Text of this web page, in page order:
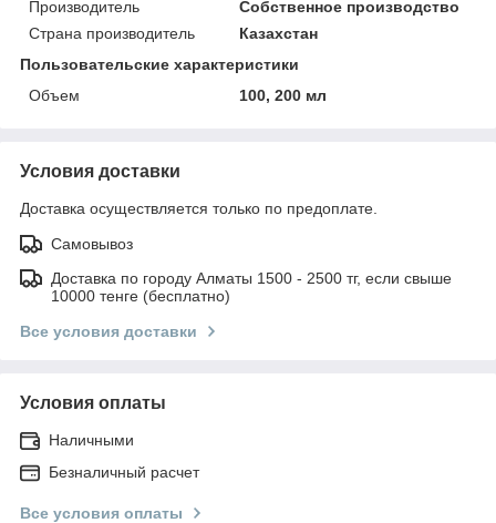
Производитель
Собственное производство
Страна производитель
Казахстан
Пользовательские характеристики
Объем
100, 200 мл
Условия доставки
Доставка осуществляется только по предоплате.
Самовывоз
Доставка по городу Алматы 1500 - 2500 тг, если свыше
10000 тенге (бесплатно)
Все условия доставки
Условия оплаты
Наличными
Безналичный расчет
Все условия оплаты